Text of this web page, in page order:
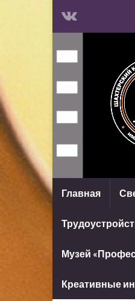
Главная
Музей
Креативные